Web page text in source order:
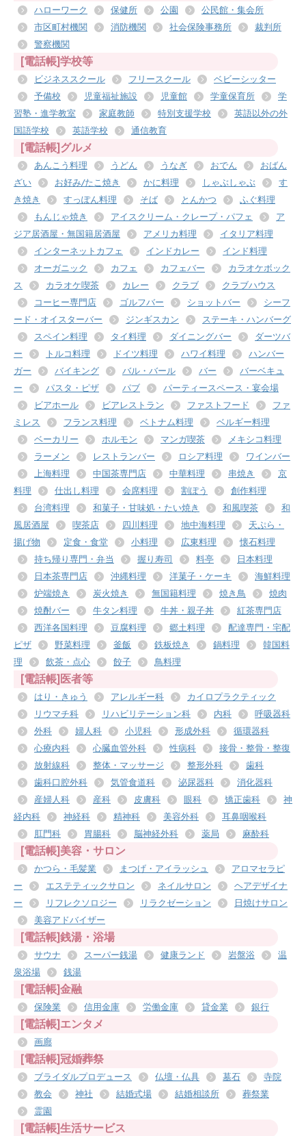
ハローワーク 保健所 公園
公民館・集会所
市区町村機関
消防機関 社会保険事務所
裁判所
警察機関
[電話帳]学校等
ビジネススクール フリースクール
ベビーシッター
予備校
児童福祉施設 児童館 学童保育所
学
習塾・進学教室
家庭教師 特別支援学校
英語以外の外
国語学校
英語学校 通信教育
[電話帳]グルメ
あんこう料理 うどん うなぎ おでん
おばん
ざい
お好み/たこ焼き かに料理 しゃぶしゃぶ
す
き焼き
すっぽん料理 そば とんかつ
ふぐ料理
もんじゃ焼き
アイスクリーム・クレープ・パフェ
ア
ジア居酒屋・無国籍居酒屋
アメリカ料理
イタリア料理
インターネットカフェ
インドカレー
インド料理
オーガニック
カフェ カフェバー
カラオケボック
ス
カラオケ喫茶 カレー クラブ
クラブハウス
コーヒー専門店
ゴルフバー ショットバー
シーフ
ード・オイスターバー
ジンギスカン
ステーキ・ハンバーグ
スペイン料理
タイ料理 ダイニングバー
ダーツバ
ー
トルコ料理 ドイツ料理 ハワイ料理
ハンバー
ガー
バイキング バル・バール バー
バーベキュ
ー
パスタ・ピザ パブ
パーティースペース・宴会場
ビアホール
ビアレストラン ファストフード
ファ
ミレス
フランス料理 ベトナム料理
ベルギー料理
ベーカリー
ホルモン マンガ喫茶
メキシコ料理
ラーメン
レストランバー ロシア料理
ワインバー
上海料理
中国茶専門店 中華料理 串焼き
京
料理
仕出し料理 会席料理 割ぽう
創作料理
台湾料理
和菓子・甘味処・たい焼き 和風喫茶
和
風居酒屋
喫茶店 四川料理 地中海料理
天ぷら・
揚げ物
定食・食堂 小料理 広東料理
懐石料理
持ち帰り専門・弁当
握り寿司 料亭
日本料理
日本茶専門店
沖縄料理 洋菓子・ケーキ
海鮮料理
炉端焼き
炭火焼き 無国籍料理 焼き鳥
焼肉
焼酎バー
牛タン料理 牛丼・親子丼
紅茶専門店
西洋各国料理
豆腐料理 郷土料理
配達専門・宅配
ピザ
野菜料理 釜飯 鉄板焼き 鍋料理
韓国料
理
飲茶・点心 餃子 鳥料理
[電話帳]医者等
はり・きゅう アレルギー科
カイロプラクティック
リウマチ科
リハビリテーション科 内科
呼吸器科
外科
婦人科 小児科 形成外科
循環器科
心療内科
心臓血管外科 性病科
接骨・整骨・整復
放射線科
整体・マッサージ 整形外科
歯科
歯科口腔外科
気管食道科 泌尿器科
消化器科
産婦人科
産科 皮膚科 眼科 矯正歯科
神
経内科
神経科 精神科 美容外科
耳鼻咽喉科
肛門科
胃腸科 脳神経外科 薬局 麻酔科
[電話帳]美容・サロン
かつら・毛髪業 まつげ・アイラッシュ
アロマセラピ
ー
エステティックサロン ネイルサロン
ヘアデザイナ
ー
リフレクソロジー リラクゼーション
日焼けサロン
美容アドバイザー
[電話帳]銭湯・浴場
サウナ スーパー銭湯 健康ランド 岩盤浴
温
泉浴場
銭湯
[電話帳]金融
保険業 信用金庫 労働金庫 貸金業 銀行
[電話帳]エンタメ
画廊
[電話帳]冠婚葬祭
ブライダルプロデュース 仏壇・仏具 墓石
寺院
教会
神社 結婚式場 結婚相談所
葬祭業
霊園
[電話帳]生活サービス